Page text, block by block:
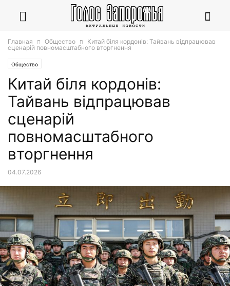
Главная Общество
Китай біля кордонів: Тайвань відпрацював
сценарій повномасштабного вторгнення
Общество
Китай біля кордонів:
Тайвань відпрацював
сценарій
повномасштабного
вторгнення
04.07.2026